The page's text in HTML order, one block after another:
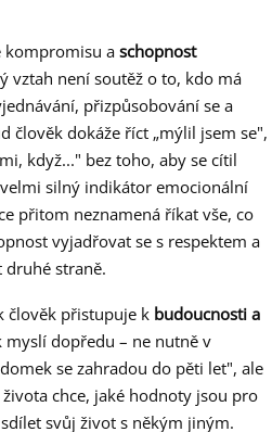
kompromisu a schopnost
vztah není soutěž o to, kdo má
přizpůsobování se a
člověk dokáže říct „mýlil jsem se",
když..." bez toho, aby se cítil
silný indikátor emocionální
přitom neznamená říkat vše, co
vyjadřovat se s respektem a
druhé straně.
člověk přistupuje k budoucnosti a
myslí dopředu – ne nutně v
se zahradou do pěti let", ale
chce, jaké hodnoty jsou pro
svůj život s někým jiným.